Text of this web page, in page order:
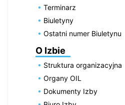
Terminarz
Biuletyny
Ostatni numer Biuletynu
O Izbie
Struktura organizacyjna
Organy OIL
Dokumenty Izby